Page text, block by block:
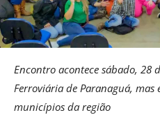
Encontro acontece sábado, 28
Ferroviária de Paranaguá, mas
municípios da região